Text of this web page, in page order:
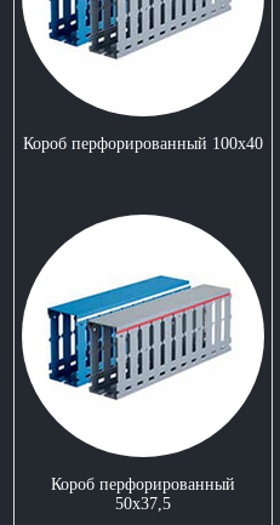
Короб перфорированный 100x40
Короб перфорированный
50x37,5